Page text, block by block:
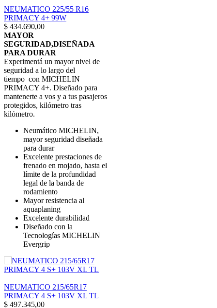
NEUMATICO 225/55 R16
PRIMACY 4+ 99W
$ 434.690,00
MAYOR
SEGURIDAD,DISEÑADA
PARA DURAR
Experimentá un mayor nivel de
seguridad a lo largo del
tiempo con MICHELIN
PRIMACY 4+. Diseñado para
mantenerte a vos y a tus pasajeros
protegidos, kilómetro tras
kilómetro.
Neumático MICHELIN,
mayor seguridad diseñada
para durar
Excelente prestaciones de
frenado en mojado, hasta el
límite de la profundidad
legal de la banda de
rodamiento
Mayor resistencia al
aquaplaning
Excelente durabilidad
Diseñado con la
Tecnologías MICHELIN
Evergrip
NEUMATICO 215/65R17
PRIMACY 4 S+ 103V XL TL
$ 497.345,00